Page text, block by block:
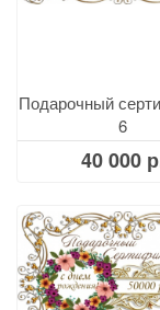
Подарочный
6
40 000